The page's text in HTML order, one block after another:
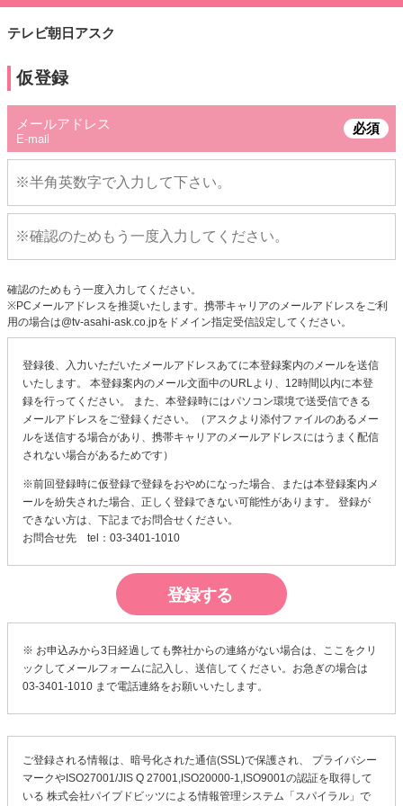
テレビ朝日アスク
仮登録
メールアドレス
E-mail
必須
確認のためもう一度入力してください。
※PCメールアドレスを推奨いたします。携帯キャリアのメールアドレスをご利
用の場合は@tv-asahi-ask.co.jpをドメイン指定受信設定してください。
登録後、入力いただいたメールアドレスあてに本登録案内のメールを送信
いたします。 本登録案内のメール文面中のURLより、12時間以内に本登
録を行ってください。 また、本登録時にはパソコン環境で送受信できる
メールアドレスをご登録ください。（アスクより添付ファイルのあるメー
ルを送信する場合があり、携帯キャリアのメールアドレスにはうまく配信
されない場合があるためです）
※前回登録時に仮登録で登録をおやめになった場合、または本登録案内メ
ールを紛失された場合、正しく登録できない可能性があります。 登録が
できない方は、下記までお問合せください。
お問合せ先 tel：03-3401-1010
※ お申込みから3日経過しても弊社からの連絡がない場合は、 ここ をクリ
ックしてメールフォームに記入し、送信してください。お急ぎの場合は
03-3401-1010 まで電話連絡をお願いいたします。
ご登録される情報は、暗号化された通信(SSL)で保護され、 プライバシー
マークやISO27001/JIS Q 27001,ISO20000-1,ISO9001の認証を取得して
いる 株式会社パイプドビッツによる情報管理システム「スパイラル」 で